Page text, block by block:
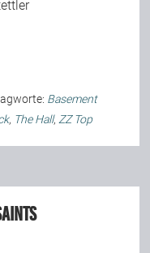
Basement
, The Hall, ZZ Top